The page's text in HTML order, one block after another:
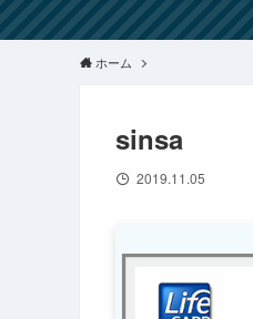
ホーム
sinsa
2019.11.05